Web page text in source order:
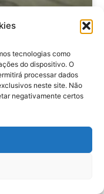
tecnologias como
do dispositivo. O
processar dados
neste site. Não
negativamente certos